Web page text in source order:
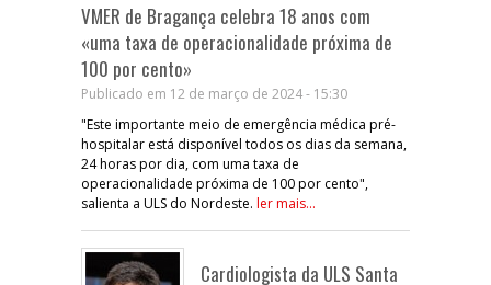
VMER de Bragança celebra 18 anos com
«uma taxa de operacionalidade próxima de
100 por cento»
Publicado em 12 de março de 2024 - 15:30
"Este importante meio de emergência médica pré-
hospitalar está disponível todos os dias da semana,
24 horas por dia, com uma taxa de
operacionalidade próxima de 100 por cento",
salienta a ULS do Nordeste. ler mais...
Cardiologista da ULS Santa